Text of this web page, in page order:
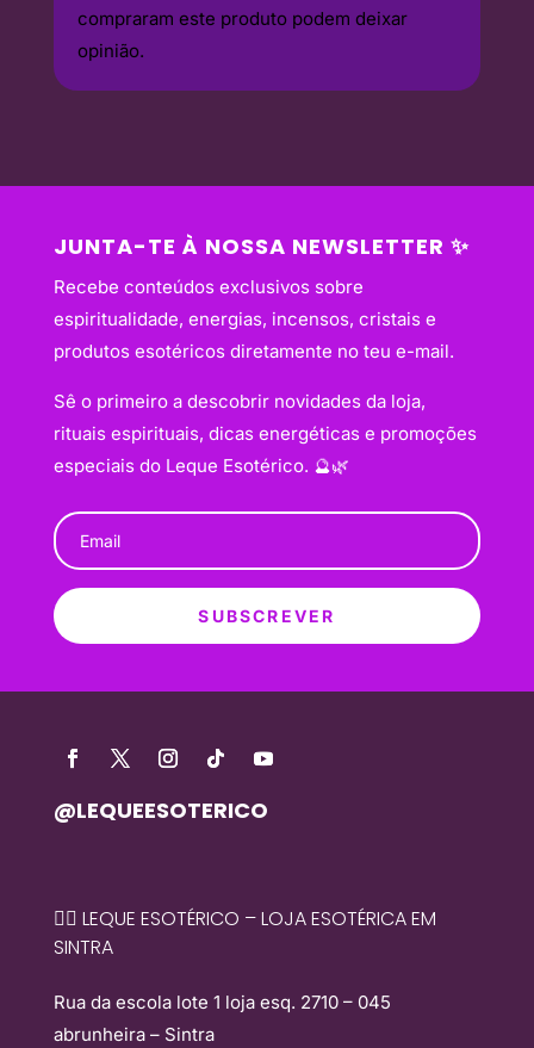
compraram este produto podem deixar
opinião.
JUNTA-TE À NOSSA NEWSLETTER ✨
Recebe conteúdos exclusivos sobre
espiritualidade, energias, incensos, cristais e
produtos esotéricos diretamente no teu e-mail.
Sê o primeiro a descobrir novidades da loja,
rituais espirituais, dicas energéticas e promoções
especiais do Leque Esotérico. 🔮🌿
SUBSCREVER
@LEQUEESOTERICO
🧙‍♀️ LEQUE ESOTÉRICO – LOJA ESOTÉRICA EM
SINTRA
Rua da escola lote 1 loja esq. 2710 – 045
abrunheira – Sintra